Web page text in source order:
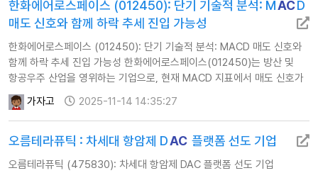
부족하여 종합적인 투자 판단에는 한계가 있습니다. 분석에 활용…
한화에어로스페이스 (012450): 단기 기술적 분석: MACD
매도 신호와 함께 하락 추세 진입 가능성
한화에어로스페이스 (012450): 단기 기술적 분석: MACD 매도 신호와
함께 하락 추세 진입 가능성 한화에어로스페이스(012450)는 방산 및
항공우주 산업을 영위하는 기업으로, 현재 MACD 지표에서 매도 신호가
발생하며 단기적인 하락 추세 진입 가능성을 시사하고 있습니다. 이는
투자자들에게 주의를 요구하는 신호로 해석될 수 있습니다. 분석에
활용된 정보 출처 tossinvest.com comp.fnguide.com …
가자고 2025-11-14 14:35:27
오름테라퓨틱 : 차세대 항암제 DAC 플랫폼 선도 기업
오름테라퓨틱 (475830): 차세대 항암제 DAC 플랫폼 선도 기업